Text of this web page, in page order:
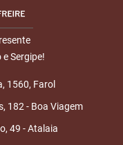
Sergipe!
1560, Farol
182 - Boa Viagem
49 - Atalaia